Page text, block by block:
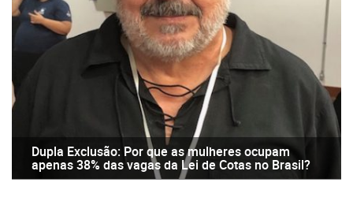
Dupla Exclusão: Por que as mulheres ocupam
apenas 38% das vagas da Lei de Cotas no Brasil?